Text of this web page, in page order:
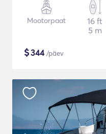
Mootorpaat
16 ft
5 m
$344/päev